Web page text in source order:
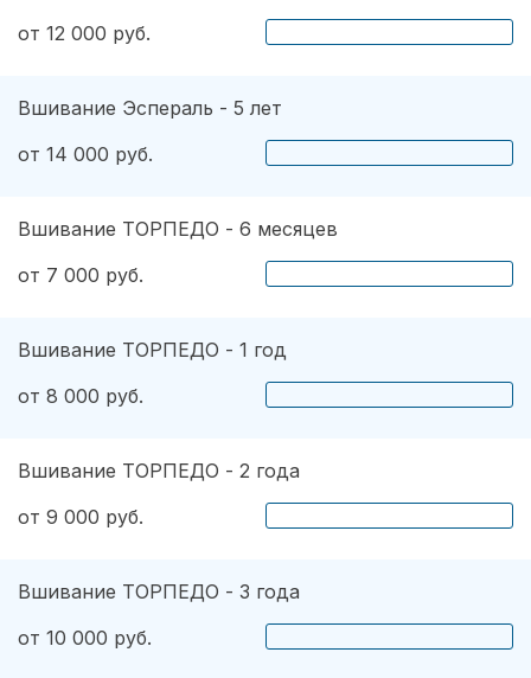
от 12 000 руб.
Вшивание Эспераль - 5 лет
от 14 000 руб.
Вшивание ТОРПЕДО - 6 месяцев
от 7 000 руб.
Вшивание ТОРПЕДО - 1 год
от 8 000 руб.
Вшивание ТОРПЕДО - 2 года
от 9 000 руб.
Вшивание ТОРПЕДО - 3 года
от 10 000 руб.